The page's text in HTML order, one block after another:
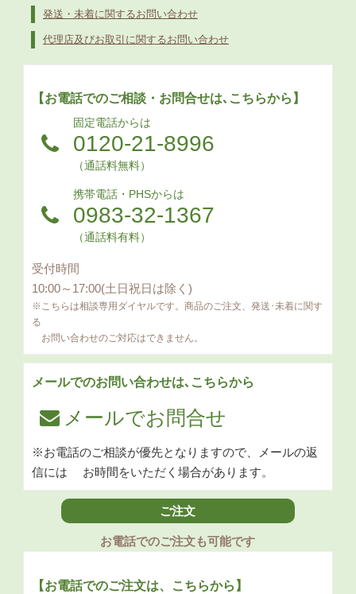
発送・未着に関するお問い合わせ
代理店及びお取引に関するお問い合わせ
【お電話でのご相談・お問合せは､こちらから】
固定電話からは
0120-21-8996
（通話料無料）
携帯電話・PHSからは
0983-32-1367
（通話料有料）
受付時間
10:00～17:00(土日祝日は除く)
※こちらは相談専用ダイヤルです。商品のご注文、発送･未着に関す
る
お問い合わせのご対応はできません。
メールでのお問い合わせは､こちらから
メールでお問合せ
※お電話のご相談が優先となりますので、メールの返
信には お時間をいただく場合があります。
ご注文
お電話でのご注文も可能です
【お電話でのご注文は、こちらから】